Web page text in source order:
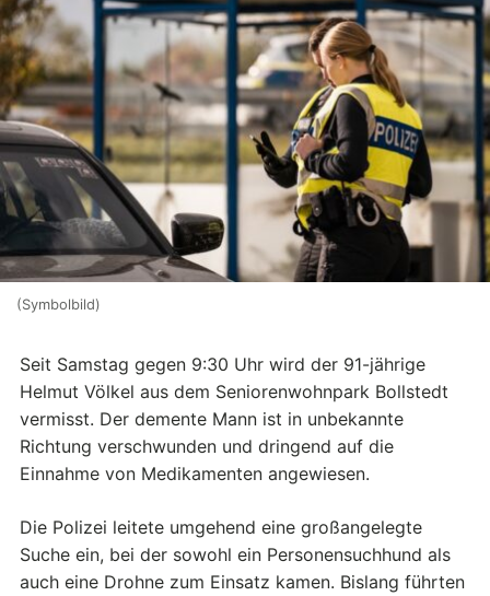
(Symbolbild)
Seit Samstag gegen 9:30 Uhr wird der 91-jährige
Helmut Völkel aus dem Seniorenwohnpark Bollstedt
vermisst. Der demente Mann ist in unbekannte
Richtung verschwunden und dringend auf die
Einnahme von Medikamenten angewiesen.
Die Polizei leitete umgehend eine großangelegte
Suche ein, bei der sowohl ein Personensuchhund als
auch eine Drohne zum Einsatz kamen. Bislang führten